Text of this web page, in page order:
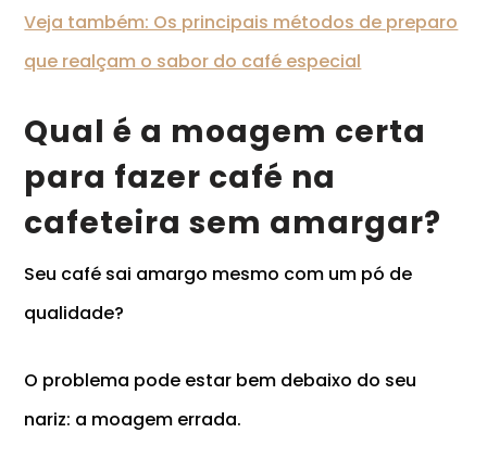
Veja também: Os principais métodos de preparo
que realçam o sabor do café especial
Qual é a moagem certa
para fazer café na
cafeteira sem amargar?
Seu café sai amargo mesmo com um pó de
qualidade?
O problema pode estar bem debaixo do seu
nariz: a moagem errada.